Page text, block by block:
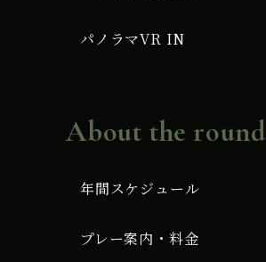
パノラマVR IN
About the round
年間スケジュール
プレー案内・料金